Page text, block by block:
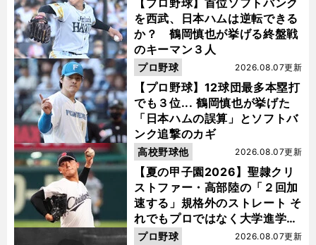
を西武、日本ハムは逆転できる
か？ 鶴岡慎也が挙げる終盤戦
のキーマン３人
【プロ野球】12球団最多本塁打
でも３位... 鶴岡慎也が挙げた
「日本ハムの誤算」とソフトバ
ンク追撃のカギ
2026.08.07更新
プロ野球
【夏の甲子園2026】聖隷クリ
ストファー・高部陸の「２回加
速する」規格外のストレート そ
れでもプロではなく大学進学を
選ぶ理由
2026.08.07更新
高校野球他
2026.08.07更新
プロ野球